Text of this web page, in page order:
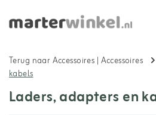
Terug naar Accessoires | Accessoires
kabels
Laders, adapters en